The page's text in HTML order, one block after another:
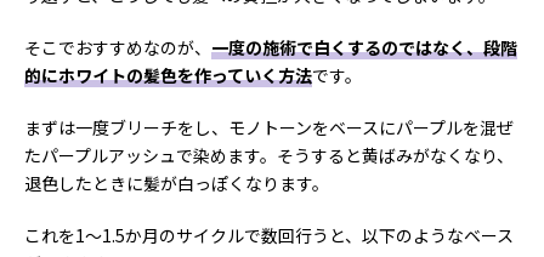
そこでおすすめなのが、 一度の施術で白くするのではなく、段階
的にホワイトの髪色を作っていく方法です。
まずは一度ブリーチをし、モノトーンをベースにパープルを混ぜ
たパープルアッシュで染めます。そうすると黄ばみがなくなり、
退色したときに髪が白っぽくなります。
これを1～1.5か月のサイクルで数回行うと、以下のようなベース